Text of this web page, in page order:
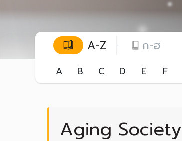
A-Z ก-ฮ
A B C D E F
Aging Society